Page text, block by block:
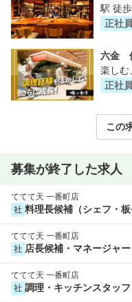
駅 徒
正社員
六金
楽しむ
正社員
この
募集が終了した求人
ててて天 一番町店
社 料理長候補（シェフ・板
ててて天 一番町店
社 店長候補・マネージャー
ててて天 一番町店
社 調理・キッチンスタッ